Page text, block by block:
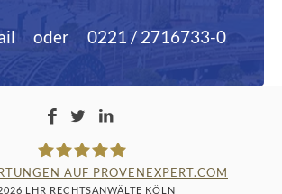
oder 0221 / 2716733-0
AUF PROVENEXPERT.COM
LHR RECHTSANWÄLTE KÖLN